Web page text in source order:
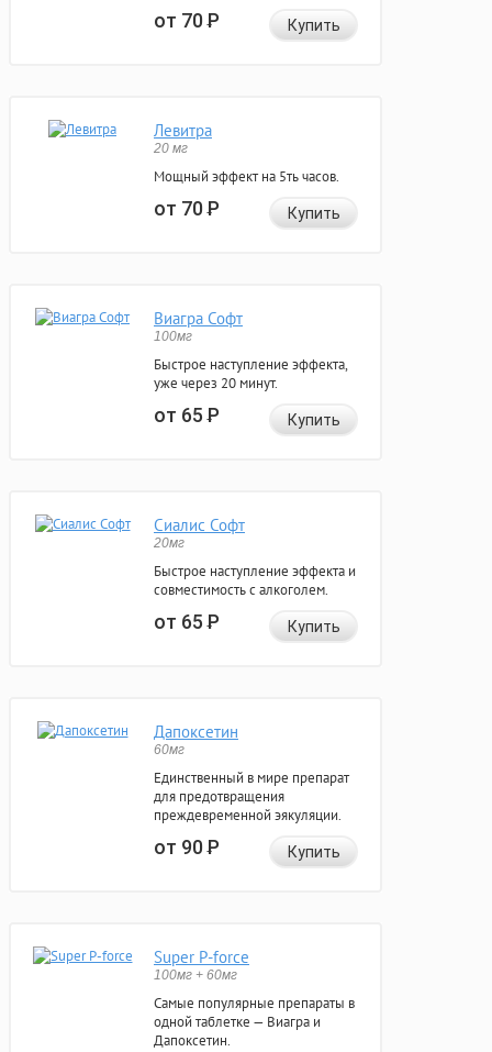
от 70Р Купить
Левитра
20 мг
Мощный эффект на 5ть часов.
от 70Р Купить
Виагра Софт
100мг
Быстрое наступление эффекта,
уже через 20 минут.
от 65Р Купить
Сиалис Софт
20мг
Быстрое наступление эффекта и
совместимость с алкоголем.
от 65Р Купить
Дапоксетин
60мг
Единственный в мире препарат
для предотвращения
преждевременной эякуляции.
от 90Р Купить
Super P-force
100мг + 60мг
Самые популярные препараты в
одной таблетке — Виагра и
Дапоксетин.